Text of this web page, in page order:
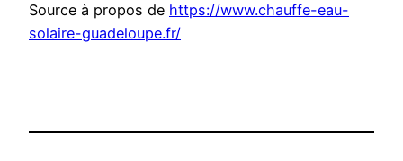
Source à propos de https://www.chauffe-eau-
solaire-guadeloupe.fr/